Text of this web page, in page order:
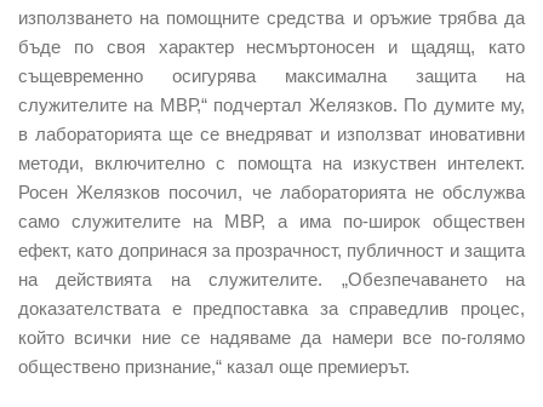
използването на помощните средства и оръжие трябва да
бъде по своя характер несмъртоносен и щадящ, като
същевременно осигурява максимална защита на
служителите на МВР,“ подчертал Желязков. По думите му,
в лабораторията ще се внедряват и използват иновативни
методи, включително с помощта на изкуствен интелект.
Росен Желязков посочил, че лабораторията не обслужва
само служителите на МВР, а има по-широк обществен
ефект, като допринася за прозрачност, публичност и защита
на действията на служителите. „Обезпечаването на
доказателствата е предпоставка за справедлив процес,
който всички ние се надяваме да намери все по-голямо
обществено признание,“ казал още премиерът.